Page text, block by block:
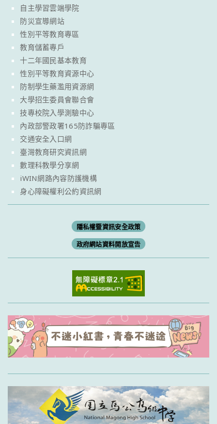
自主學習雲端學院
防災宣導網站
性別平等教育專區
教育儲蓄專戶
十二年國民基本教育
性別平等教育資源中心
防制學生藥濫用資源網
大學招生委員會聯合會
技專校院入學測驗中心
內政部警政署165防詐騙專區
交通安全入口網
臺灣教育研究資訊網
數理科教學分享網
iWIN網路內容防護機構
身心障礙權利公約資訊網
隱私權暨資訊安全政策
政府網站資料開放宣告